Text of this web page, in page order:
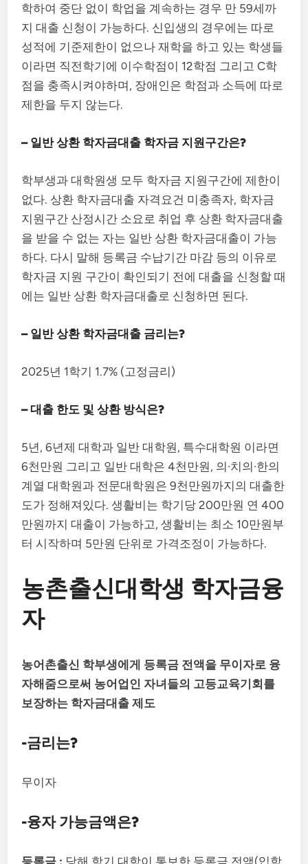
학하여 중단 없이 학업을 계속하는 경우 만 59세까
지 대출 신청이 가능하다. 신입생의 경우에는 따로
성적에 기준제한이 없으나 재학을 하고 있는 학생들
이라면 직전학기에 이수학점이 12학점 그리고 C학
점을 충족시켜야하며, 장애인은 학점과 소득에 따로
제한을 두지 않는다.
– 일반 상환 학자금대출 학자금 지원구간은?
학부생과 대학원생 모두 학자금 지원구간에 제한이
없다. 상환 학자금대출 자격요건 미충족자, 학자금
지원구간 산정시간 소요로 취업 후 상환 학자금대출
을 받을 수 없는 자는 일반 상환 학자금대출이 가능
하다. 다시 말해 등록금 수납기간 마감 등의 이유로
학자금 지원 구간이 확인되기 전에 대출을 신청할 때
에는 일반 상환 학자금대출로 신청하면 된다.
– 일반 상환 학자금대출 금리는?
2025년 1학기 1.7% (고정금리)
– 대출 한도 및 상환 방식은?
5년, 6년제 대학과 일반 대학원, 특수대학원 이라면
6천만원 그리고 일반 대학은 4천만원, 의·치의·한의
계열 대학원과 전문대학원은 9천만원까지의 대출한
도가 정해져있다. 생활비는 학기당 200만원 연 400
만원까지 대출이 가능하고, 생활비는 최소 10만원부
터 시작하며 5만원 단위로 가격조정이 가능하다.
농촌출신대학생 학자금융
자
농어촌출신 학부생에게 등록금 전액을 무이자로 융
자해줌으로써 농어업인 자녀들의 고등교육기회를
보장하는 학자금대출 제도
-금리는?
무이자
-융자 가능금액은?
등록금 : 당해 학기 대학이 통보한 등록금 전액(입학